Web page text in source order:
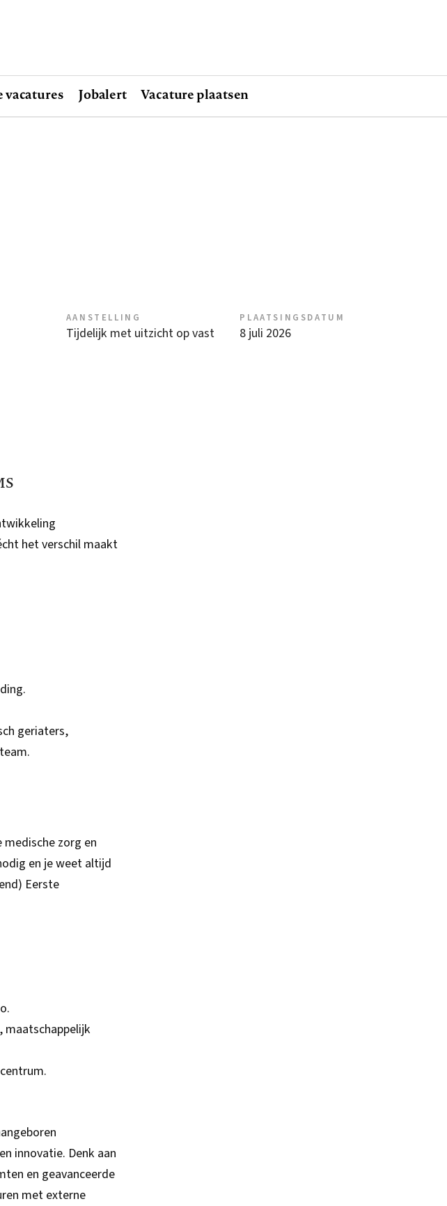
vacatures Jobalert Vacature plaatsen
AANSTELLING
Tijdelijk met uitzicht op vast
PLAATSINGSDATUM
8 juli 2026
het verschil maakt
geriaters,
zorg en
en je weet altijd
Eerste
maatschappelijk
innovatie. Denk aan
en geavanceerde
met externe